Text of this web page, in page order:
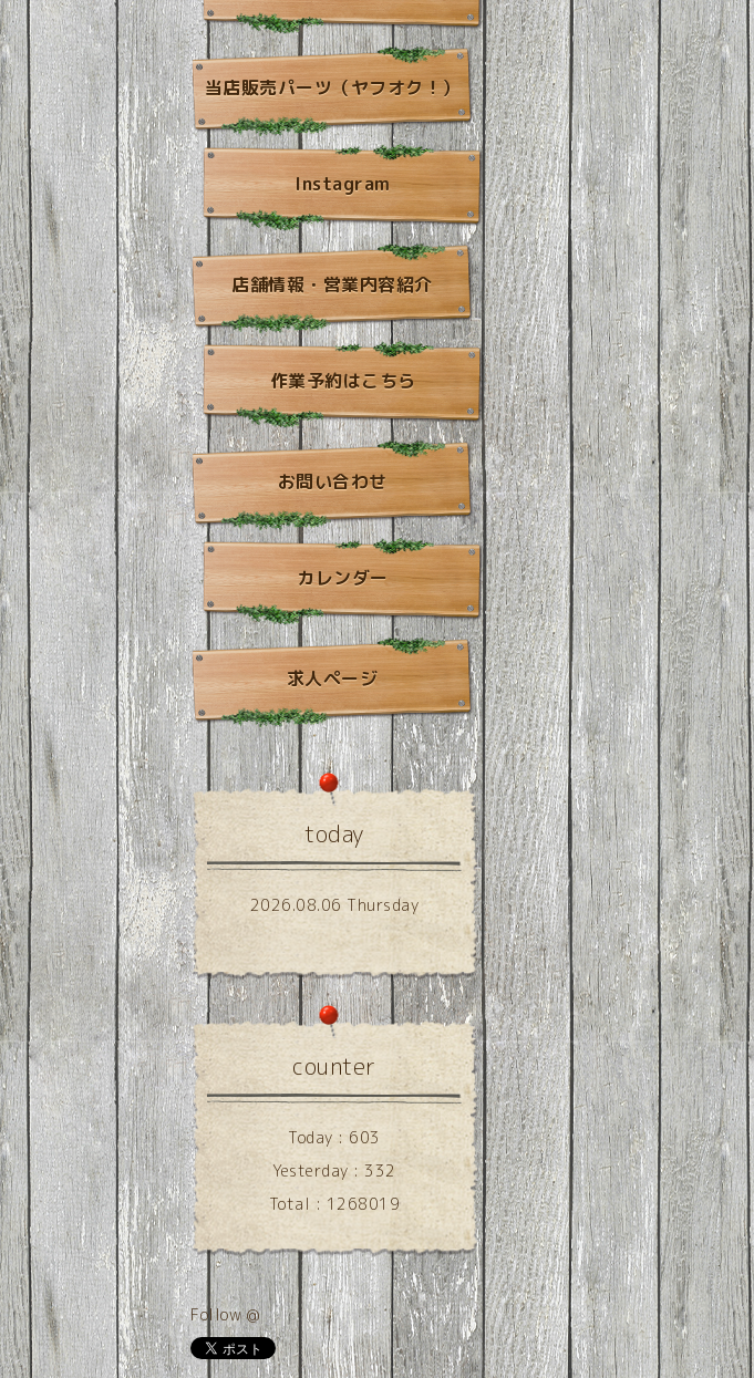
当店販売パーツ（ヤフオク！）
Instagram
店舗情報・営業内容紹介
作業予約はこちら
お問い合わせ
カレンダー
求人ページ
today
2026.08.06 Thursday
counter
Today :603
Yesterday :332
Total : 1268019
Follow @